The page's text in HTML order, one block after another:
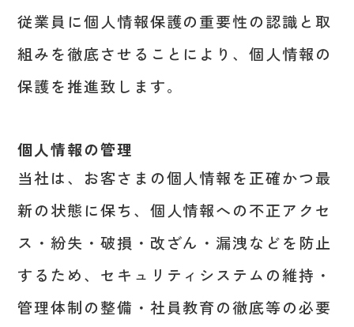
従業員に個人情報保護の重要性の認識と取
組みを徹底させることにより、個人情報の
保護を推進致します。
個人情報の管理
当社は、お客さまの個人情報を正確かつ最
新の状態に保ち、個人情報への不正アクセ
ス・紛失・破損・改ざん・漏洩などを防止
するため、セキュリティシステムの維持・
管理体制の整備・社員教育の徹底等の必要